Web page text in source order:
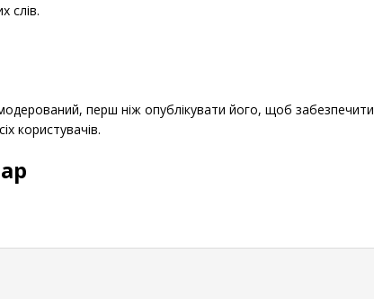
слів.
перш ніж опублікувати його, щоб забезпечити
користувачів.